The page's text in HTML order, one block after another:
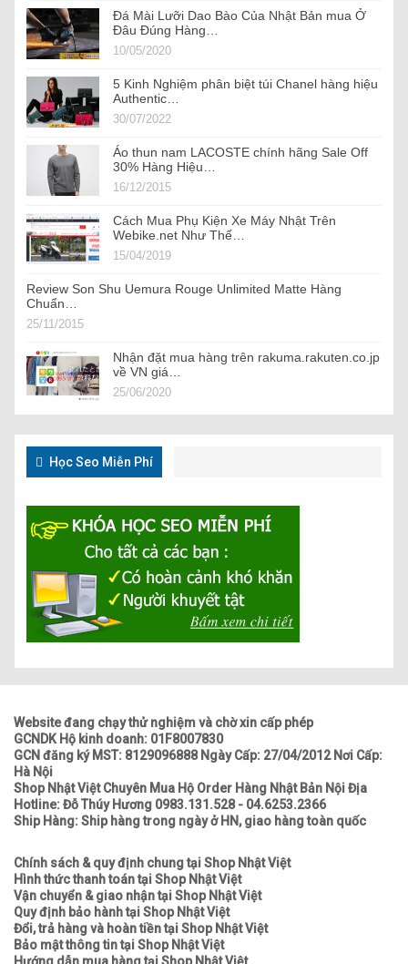
Đá Mài Lưỡi Dao Bào Của Nhật Bản mua Ở
Đâu Đúng Hàng…
10/05/2020
5 Kinh Nghiệm phân biệt túi Chanel hàng hiệu
Authentic…
30/07/2022
Áo thun nam LACOSTE chính hãng Sale Off
30% Hàng Hiệu…
16/12/2015
Cách Mua Phụ Kiện Xe Máy Nhật Trên
Webike.net Như Thế…
15/04/2019
Review Son Shu Uemura Rouge Unlimited Matte Hàng
Chuẩn…
25/11/2015
Nhận đặt mua hàng trên rakuma.rakuten.co.jp
về VN giá…
25/06/2020
Học Seo Miễn Phí
Website đang chạy thử nghiệm và chờ xin cấp phép
GCNDK Hộ kinh doanh: 01F8007830
GCN đăng ký MST: 8129096888 Ngày Cấp: 27/04/2012 Nơi Cấp:
Hà Nội
Shop Nhật Việt Chuyên Mua Hộ Order Hàng Nhật Bản Nội Địa
Hotline: Đỗ Thúy Hương 0983.131.528 - 04.6253.2366
Ship Hàng: Ship hàng trong ngày ở HN, giao hàng toàn quốc
Chính sách & quy định chung tại Shop Nhật Việt
Hình thức thanh toán tại Shop Nhật Việt
Vận chuyển & giao nhận tại Shop Nhật Việt
Quy định bảo hành tại Shop Nhật Việt
Đổi, trả hàng và hoàn tiền tại Shop Nhật Việt
Bảo mật thông tin tại Shop Nhật Việt